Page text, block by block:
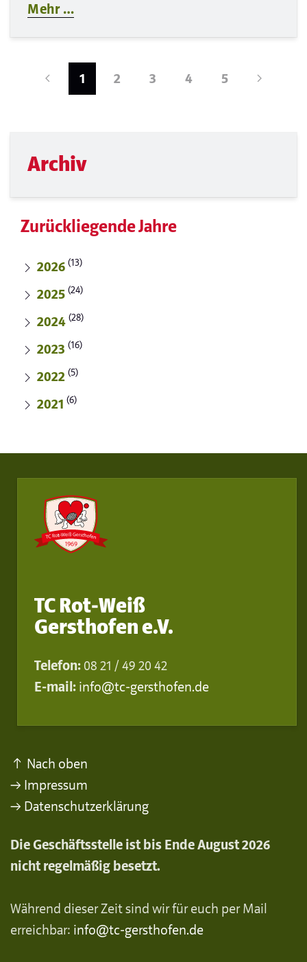
Mehr …
1 2 3 4 5
Archiv
Zurückliegende Jahre
2026 (13)
2025 (24)
2024 (28)
2023 (16)
2022 (5)
2021 (6)
TC Rot-Weiß
Gersthofen e.V.
Telefon: 08 21 / 49 20 42
E-mail: info@tc-gersthofen.de
↑ Nach oben
→ Impressum
→ Datenschutzerklärung
Die Geschäftsstelle ist bis Ende August 2026
nicht regelmäßig besetzt.
Während dieser Zeit sind wir für euch per Mail
erreichbar: info@tc-gersthofen.de